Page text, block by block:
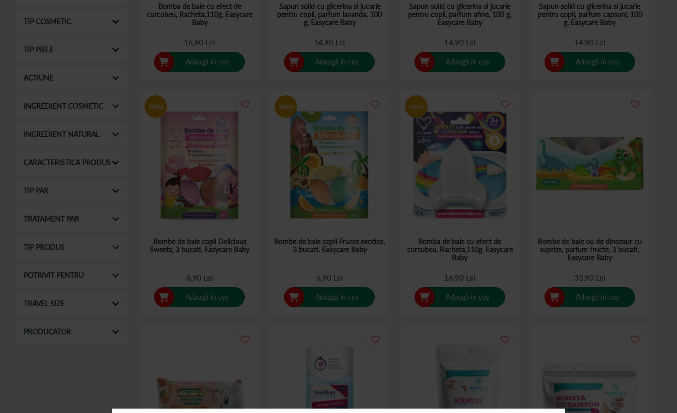
Bomba de baie cu efect de
curcubeu, Racheta,110g, Easycare
Baby
16,90 Lei
Adaugă în coș
Sapun solid cu glicerina si jucarie
pentru copii, parfum lavanda, 100
g, Easycare Baby
14,90 Lei
Adaugă în coș
Sapun solid cu glicerina si jucarie
pentru copii, parfum afine, 100 g,
Easycare Baby
14,90 Lei
Adaugă în coș
Sapun solid cu glicerina si jucarie
pentru copii, parfum capsuni, 100
g, Easycare Baby
14,90 Lei
Adaugă în coș
NOU
Bombe de baie copii Delicious
Sweets, 3 bucati, Easycare Baby
6,90 Lei
Adaugă în coș
NOU
Bombe de baie copii Fructe exotice,
3 bucati, Easycare Baby
6,90 Lei
Adaugă în coș
NOU
Bomba de baie cu efect de
curcubeu, Racheta,110g, Easycare
Baby
16,90 Lei
Adaugă în coș
Bombe de baie ou de dinozaur cu
suprize, parfum fructe, 3 bucati,
Easycare Baby
33,90 Lei
Adaugă în coș
TIP COSMETIC
TIP PIELE
ACTIUNE
INGREDIENT COSMETIC
INGREDIENT NATURAL
CARACTERISTICA PRODUS
TIP PAR
TRATAMENT PAR
TIP PRODUS
POTRIVIT PENTRU
TRAVEL SIZE
PRODUCATOR